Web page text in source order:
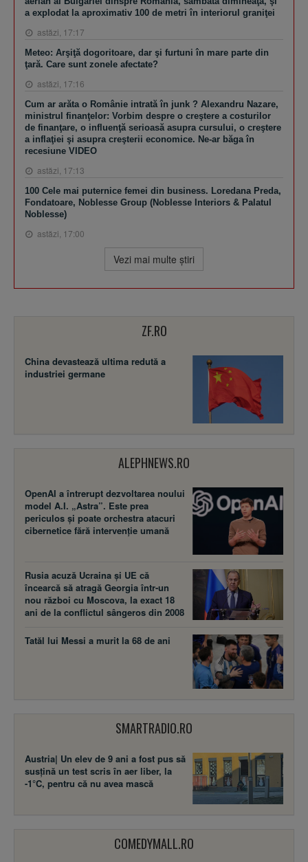
a explodat la aproximativ 100 de metri în interiorul graniţei
astăzi, 17:17
Meteo: Arşiţă dogoritoare, dar şi furtuni în mare parte din
ţară. Care sunt zonele afectate?
astăzi, 17:16
Cum ar arăta o Românie intrată în junk ? Alexandru Nazare,
ministrul finanţelor: Vorbim despre o creştere a costurilor
de finanţare, o influenţă serioasă asupra cursului, o creştere
a inflaţiei şi asupra creşterii economice. Ne-ar băga în
recesiune VIDEO
astăzi, 17:13
100 Cele mai puternice femei din business. Loredana Preda,
Fondatoare, Noblesse Group (Noblesse Interiors & Palatul
Noblesse)
astăzi, 17:00
Vezi mai multe ştiri
ZF.RO
China devastează ultima redută a
industriei germane
ALEPHNEWS.RO
OpenAI a întrerupt dezvoltarea noului
model A.I. „Astra”. Este prea
periculos și poate orchestra atacuri
cibernetice fără intervenție umană
Rusia acuză Ucraina şi UE că
încearcă să atragă Georgia într-un
nou război cu Moscova, la exact 18
ani de la conflictul sângeros din 2008
Tatăl lui Messi a murit la 68 de ani
SMARTRADIO.RO
Austria| Un elev de 9 ani a fost pus să
susţină un test scris în aer liber, la
-1°C, pentru că nu avea mască
COMEDYMALL.RO